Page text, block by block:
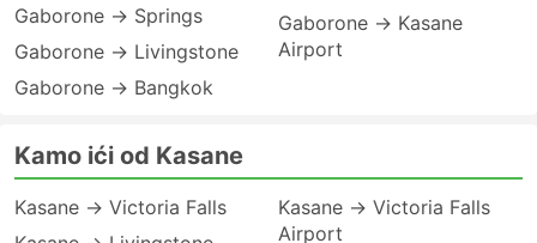
Gaborone → Springs
Gaborone → Livingstone
Gaborone → Bangkok
Gaborone → Kasane
Airport
Kamo ići od Kasane
Kasane → Victoria Falls
Kasane → Victoria Falls
Airport